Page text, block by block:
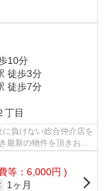
10分
徒歩3分
徒歩7分
丁目
負けない総合仲介店を
最新の物件を頂きお客
等：6,000円 )
1ヶ月